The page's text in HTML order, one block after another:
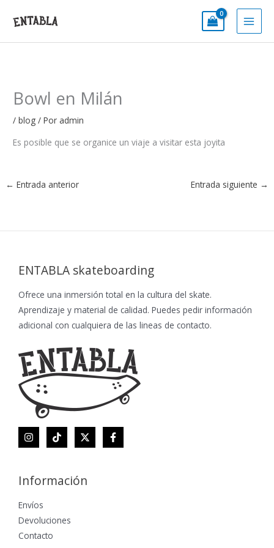
Bowl en Milán
/blog / Por admin
Es posible que se organice un viaje a visitar esta joyita
← Entrada anterior Entrada siguiente →
ENTABLA skateboarding
Ofrece una inmersión total en la cultura del skate.
Aprendizaje y material de calidad. Puedes pedir información
adicional con cualquiera de las lineas de contacto.
Información
Envíos
Devoluciones
Contacto